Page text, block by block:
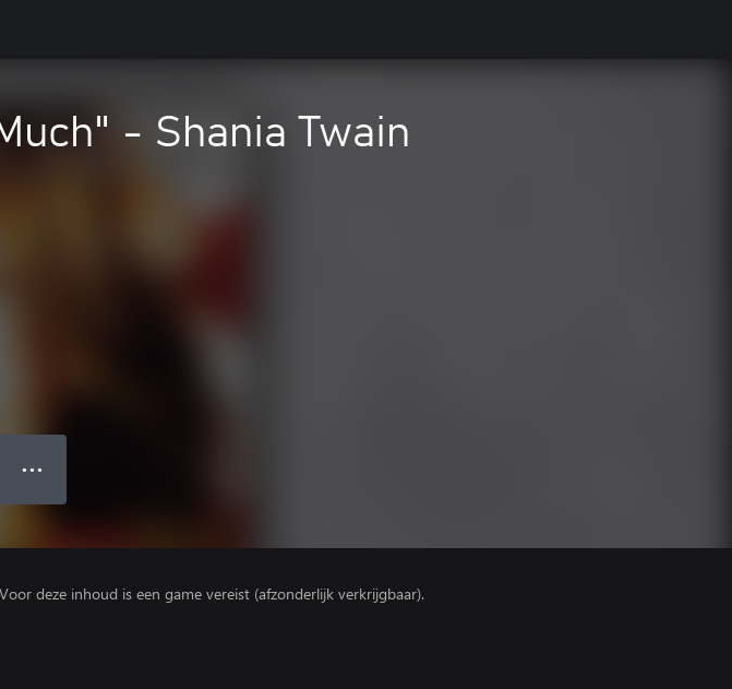
- Shania Twain
● ● ●
Voor deze inhoud is een game vereist (afzonderlijk verkrijgbaar).